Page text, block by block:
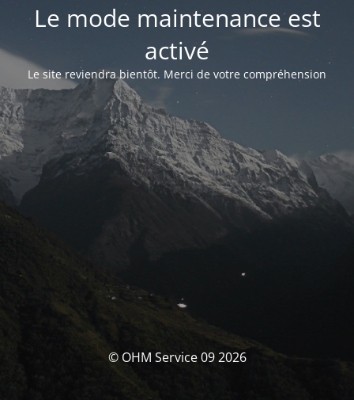
Le mode maintenance est
activé
Le site reviendra bientôt. Merci de votre compréhension
© OHM Service 09 2026